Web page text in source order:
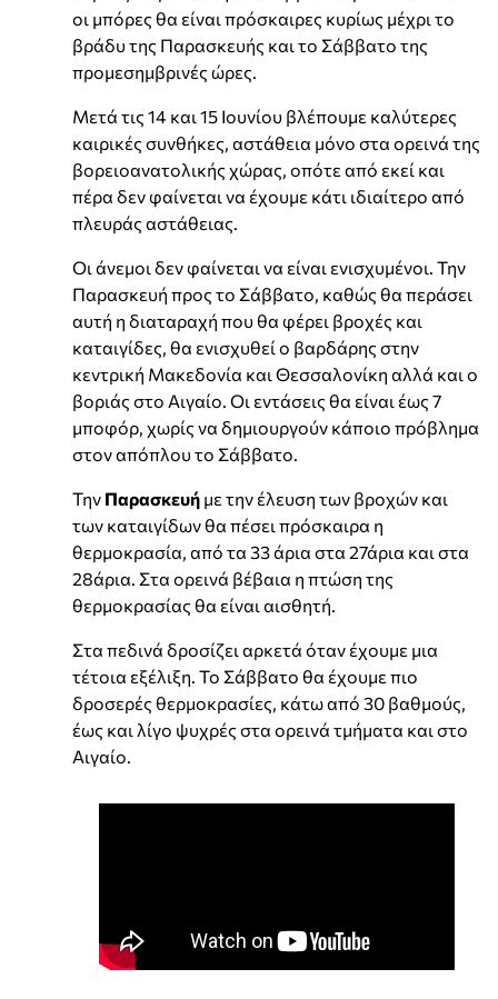
οι μπόρες θα είναι πρόσκαιρες κυρίως μέχρι το
βράδυ της Παρασκευής και το Σάββατο της
προμεσημβρινές ώρες.
Μετά τις 14 και 15 Ιουνίου βλέπουμε καλύτερες
καιρικές συνθήκες, αστάθεια μόνο στα ορεινά της
βορειοανατολικής χώρας, οπότε από εκεί και
πέρα δεν φαίνεται να έχουμε κάτι ιδιαίτερο από
πλευράς αστάθειας.
Οι άνεμοι δεν φαίνεται να είναι ενισχυμένοι. Την
Παρασκευή προς το Σάββατο, καθώς θα περάσει
αυτή η διαταραχή που θα φέρει βροχές και
καταιγίδες, θα ενισχυθεί ο βαρδάρης στην
κεντρική Μακεδονία και Θεσσαλονίκη αλλά και ο
βοριάς στο Αιγαίο. Οι εντάσεις θα είναι έως 7
μποφόρ, χωρίς να δημιουργούν κάποιο πρόβλημα
στον απόπλου το Σάββατο.
Την Παρασκευή με την έλευση των βροχών και
των καταιγίδων θα πέσει πρόσκαιρα η
θερμοκρασία, από τα 33 άρια στα 27άρια και στα
28άρια. Στα ορεινά βέβαια η πτώση της
θερμοκρασίας θα είναι αισθητή.
Στα πεδινά δροσίζει αρκετά όταν έχουμε μια
τέτοια εξέλιξη. Το Σάββατο θα έχουμε πιο
δροσερές θερμοκρασίες, κάτω από 30 βαθμούς,
έως και λίγο ψυχρές στα ορεινά τμήματα και στο
Αιγαίο.